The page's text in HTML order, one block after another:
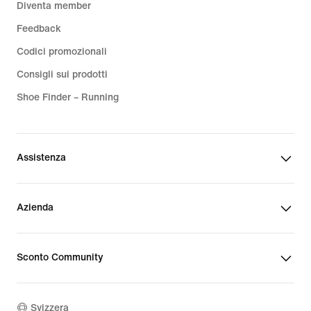
Diventa member
Feedback
Codici promozionali
Consigli sui prodotti
Shoe Finder – Running
Assistenza
Azienda
Sconto Community
Svizzera